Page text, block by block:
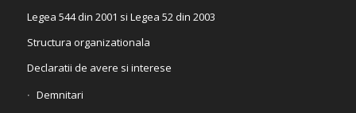
Legea 544 din 2001 si Legea 52 din 2003
Structura organizationala
Declaratii de avere si interese
Demnitari